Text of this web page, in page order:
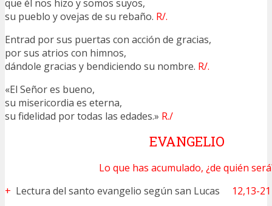
que él nos hizo y somos suyos,
su pueblo y ovejas de su rebaño. R/.
Entrad por sus puertas con acción de gracias,
por sus atrios con himnos,
dándole gracias y bendiciendo su nombre. R/.
«El Señor es bueno,
su misericordia es eterna,
su fidelidad por todas las edades.» R./
EVANGELIO
Lo que has acumulado, ¿de quién
+ Lectura del santo evangelio según san Lucas 12,13-21